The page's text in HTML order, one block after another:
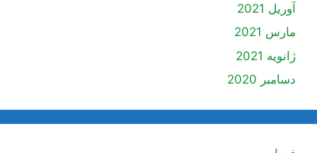
آوریل 2021
مارس 2021
ژانویه 2021
دسامبر 2020